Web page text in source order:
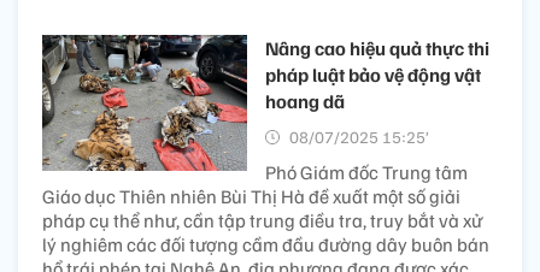
Nâng cao hiệu quả thực thi
pháp luật bảo vệ động vật
hoang dã
08/07/2025 15:25’
Phó Giám đốc Trung tâm
Giáo dục Thiên nhiên Bùi Thị Hà đề xuất một số giải
pháp cụ thể như, cần tập trung điều tra, truy bắt và xử
lý nghiêm các đối tượng cầm đầu đường dây buôn bán